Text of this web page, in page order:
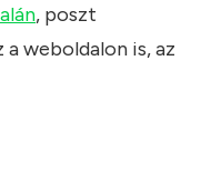
, poszt
weboldalon is, az